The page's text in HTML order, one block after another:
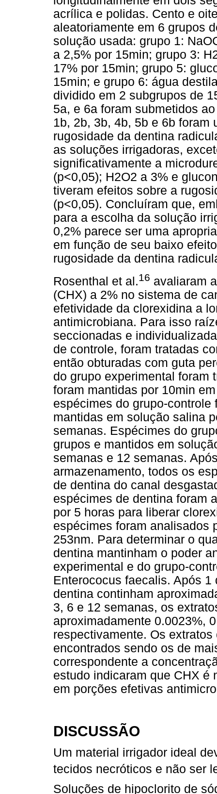
acrílica e polidas. Cento e
aleatoriamente em 6 grupos
solução usada: grupo 1:
a 2,5% por 15min; grupo 3:
17% por 15min; grupo 5:
15min; e grupo 6: água
dividido em 2 subgrupos de
5a, e 6a foram submetidos
1b, 2b, 3b, 4b, 5b e 6b foram
rugosidade da dentina
as soluções irrigadoras,
significativamente a
(p<0,05); H2O2 a 3% e
tiveram efeitos sobre a
(p<0,05). Concluíram que,
para a escolha da solução
0,2% parece ser uma
em função de seu baixo
rugosidade da dentina
Rosenthal et al.16 avaliaram
(CHX) a 2% no sistema de
efetividade da clorexidina a
antimicrobiana. Para isso
seccionadas e
de controle, foram tratadas
então obturadas com guta
do grupo experimental foram
foram mantidas por 10min
espécimes do grupo-
mantidas em solução salina
semanas. Espécimes do
grupos e mantidos em
semanas e 12 semanas.
armazenamento, todos os
de dentina do canal
espécimes de dentina foram
por 5 horas para liberar
espécimes foram analisados
253nm. Para determinar o
dentina mantinham o poder
experimental e do grupo-
Enterococus faecalis. Após
dentina continham
3, 6 e 12 semanas, os
aproximadamente 0.0023%,
respectivamente. Os
encontrados sendo os de
correspondente a
estudo indicaram que CHX é
em porções efetivas
DISCUSSÃO
Um material irrigador ideal
tecidos necróticos e não ser
Soluções de hipoclorito de